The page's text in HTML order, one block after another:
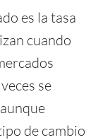
es la tasa
cuando
se
de cambio